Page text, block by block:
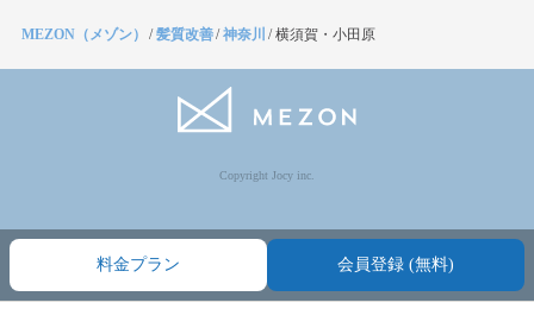
料金プラン 会員登録 (無料)
MEZON（メゾン） /髪質改善/神奈川 /横須賀・小田原
Copyright Jocy inc.